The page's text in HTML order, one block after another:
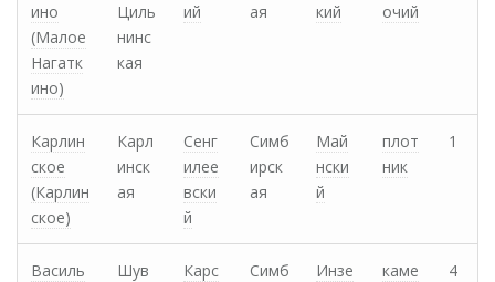
ино
(Малое
Нагатк
ино)
Циль
нинс
кая
ий
ая
кий
очий
Карлин
ское
(Карлин
ское)
Карл
инск
ая
Сенг
илее
вски
й
Симб
ирск
ая
Май
нски
й
плот
ник
1
Василь
Шув
Карс
Симб
Инзе
каме
4